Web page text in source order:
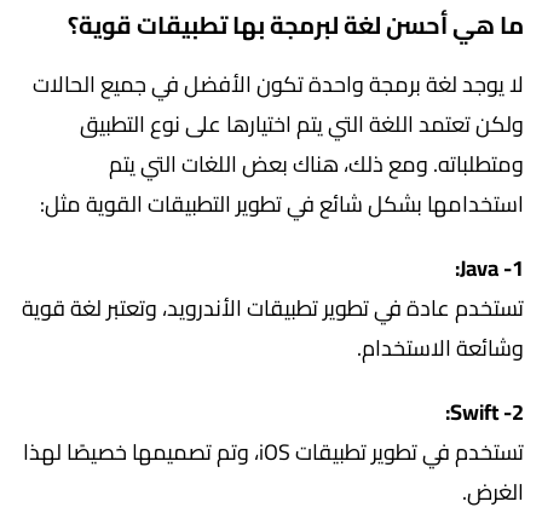
ما هي أحسن لغة لبرمجة بها تطبيقات قوية؟
لا يوجد لغة برمجة واحدة تكون الأفضل في جميع الحالات
ولكن تعتمد اللغة التي يتم اختيارها على نوع التطبيق
ومتطلباته. ومع ذلك، هناك بعض اللغات التي يتم
استخدامها بشكل شائع في تطوير التطبيقات القوية مثل:
1- Java:
تستخدم عادة في تطوير تطبيقات الأندرويد، وتعتبر لغة قوية
وشائعة الاستخدام.
2- Swift:
تستخدم في تطوير تطبيقات iOS، وتم تصميمها خصيصًا لهذا
الغرض.